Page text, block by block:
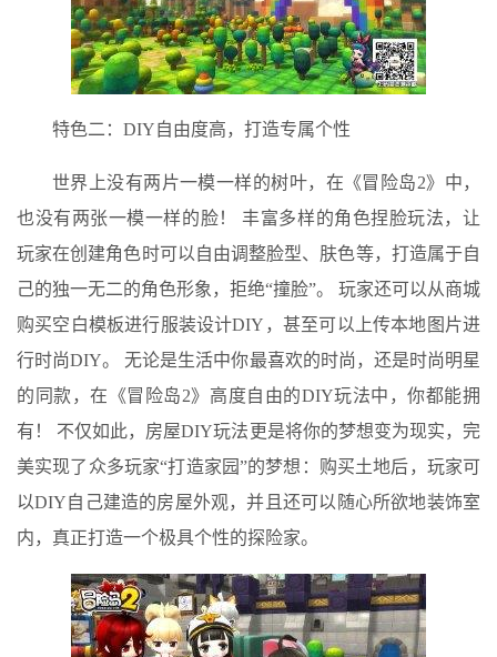
特色二：DIY自由度高，打造专属个性
世界上没有两片一模一样的树叶，在《冒险岛2》中，
也没有两张一模一样的脸！ 丰富多样的角色捏脸玩法，让
玩家在创建角色时可以自由调整脸型、肤色等，打造属于自
己的独一无二的角色形象，拒绝“撞脸”。 玩家还可以从商城
购买空白模板进行服装设计DIY，甚至可以上传本地图片进
行时尚DIY。 无论是生活中你最喜欢的时尚，还是时尚明星
的同款，在《冒险岛2》高度自由的DIY玩法中，你都能拥
有！ 不仅如此，房屋DIY玩法更是将你的梦想变为现实，完
美实现了众多玩家“打造家园”的梦想：购买土地后，玩家可
以DIY自己建造的房屋外观，并且还可以随心所欲地装饰室
内，真正打造一个极具个性的探险家。